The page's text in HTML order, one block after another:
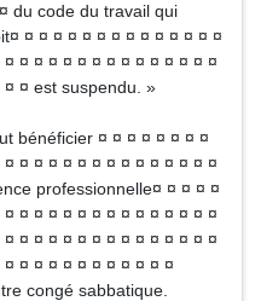
du code du travail qui
¤ ¤ ¤ ¤ ¤ ¤ ¤ ¤ ¤ ¤ ¤ ¤ ¤ ¤
¤ ¤ ¤ ¤ ¤ ¤ ¤ ¤ ¤ ¤ ¤ ¤ ¤ ¤
¤ est suspendu. »
bénéficier ¤ ¤ ¤ ¤ ¤ ¤ ¤ ¤
¤ ¤ ¤ ¤ ¤ ¤ ¤ ¤ ¤ ¤ ¤ ¤ ¤ ¤
professionnelle¤ ¤ ¤ ¤ ¤
¤ ¤ ¤ ¤ ¤ ¤ ¤ ¤ ¤ ¤ ¤ ¤ ¤ ¤
¤ ¤ ¤ ¤ ¤ ¤ ¤ ¤ ¤ ¤ ¤ ¤ ¤ ¤
¤ ¤ ¤ ¤ ¤ ¤ ¤ ¤ ¤ ¤ ¤
congé sabbatique.